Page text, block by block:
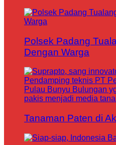
Polsek Padang
Dengan Warga
Tanaman Paten di